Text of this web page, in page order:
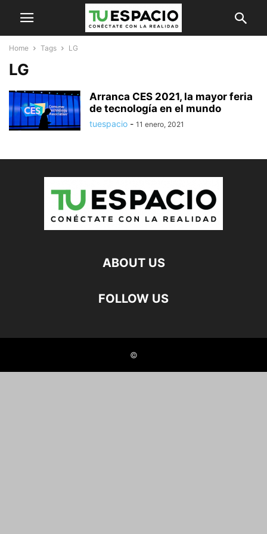
Home Tags LG
LG
Arranca CES 2021, la mayor feria
de tecnología en el mundo
tuespacio - 11 enero, 2021
ABOUT US
FOLLOW US
©